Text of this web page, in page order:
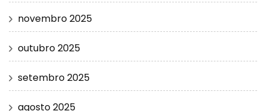
novembro 2025
outubro 2025
setembro 2025
agosto 2025